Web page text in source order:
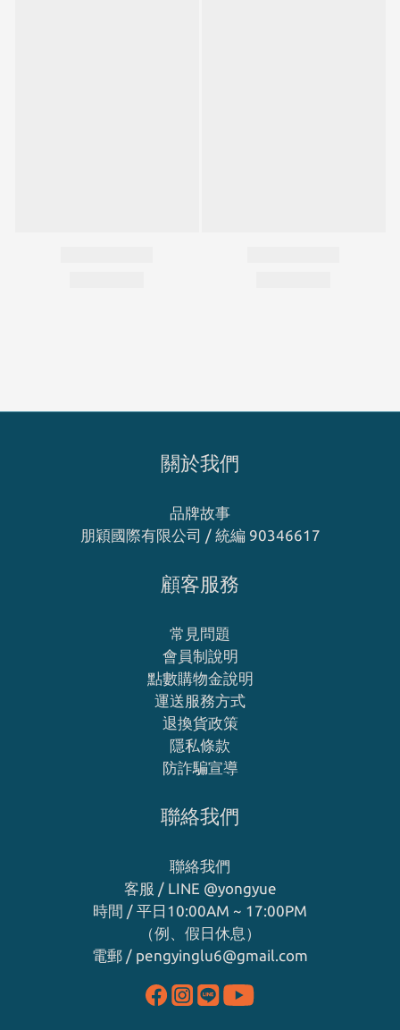
關於我們
品牌故事
朋穎國際有限公司 / 統編 90346617
顧客服務
常見問題
會員制說明
點數購物金說明
運送服務方式
退換貨政策
隱私條款
防詐騙宣導
聯絡我們
聯絡我們
客服 / LINE @yongyue
時間 / 平日10:00AM ~ 17:00PM
（例、假日休息）
電郵 / pengyinglu6@gmail.com